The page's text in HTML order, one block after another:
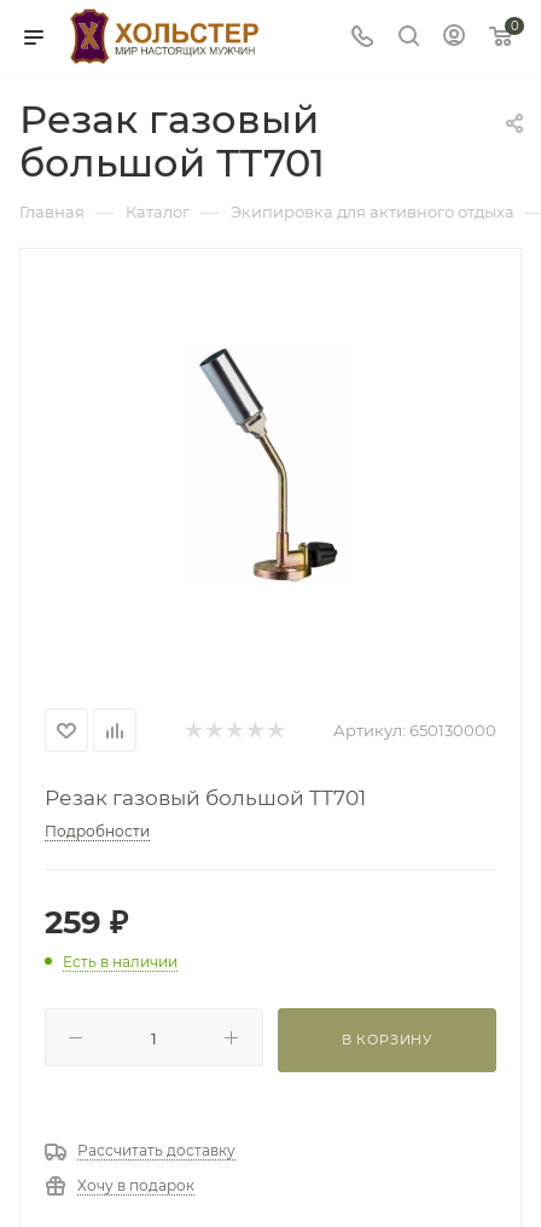
0
Резак газовый
большой ТТ701
Главная — Каталог — Экипировка для активного отдыха
Артикул: 650130000
Резак газовый большой ТТ701
Подробности
259 ₽
Есть в наличии
В КОРЗИНУ
Рассчитать доставку
Хочу в подарок